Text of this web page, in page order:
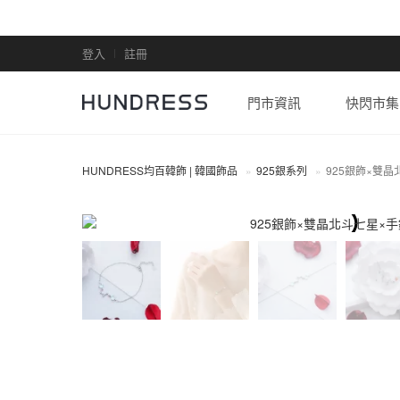
登入 註冊
門市資訊 快閃市集
HUNDRESS均百韓飾 | 韓國飾品 925銀系列 925銀飾×雙晶